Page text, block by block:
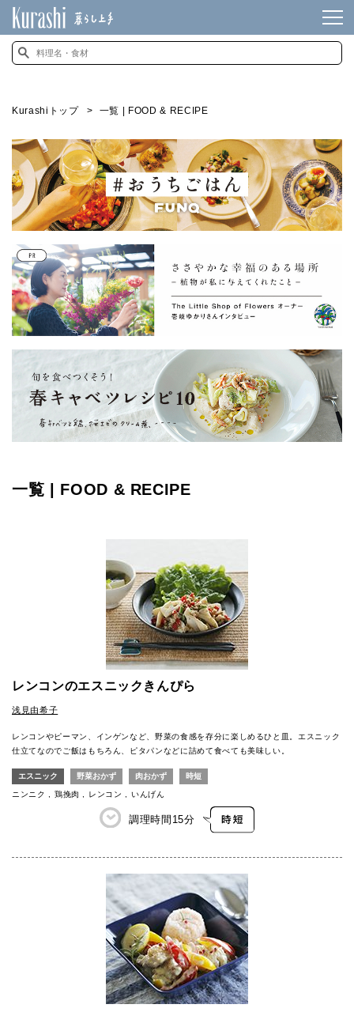
Kurashiトップ 一覧 | FOOD & RECIPE
一覧 | FOOD & RECIPE
レンコンのエスニックきんぴら
浅見由希子
レンコンやピーマン、インゲンなど、野菜の食感を存分に楽しめるひと皿。エスニック
仕立てなのでご飯はもちろん、ピタパンなどに詰めて食べても美味しい。
エスニック 野菜おかず 肉おかず 時短
ニンニク 鶏挽肉 レンコン いんげん
調理時間 15分